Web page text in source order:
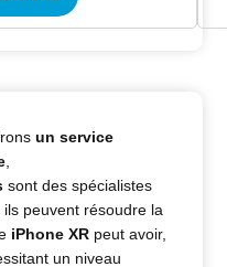
un service
sont des spécialistes
, ils peuvent résoudre la
iPhone XR peut avoir,
un niveau